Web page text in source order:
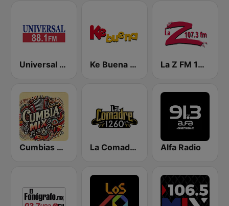
Universal 88.1 FM Ke Buena 92.9 FM La Z FM 107.3
Cumbias Mix La Comadre 1260 AM Alfa Radio